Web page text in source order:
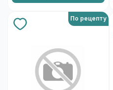
По рецепту